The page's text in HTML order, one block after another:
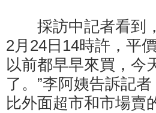
採訪中記者看到，
2月24日14時許，平
以前都早早來買，今
了。”李阿姨告訴記
比外面超市和市場賣